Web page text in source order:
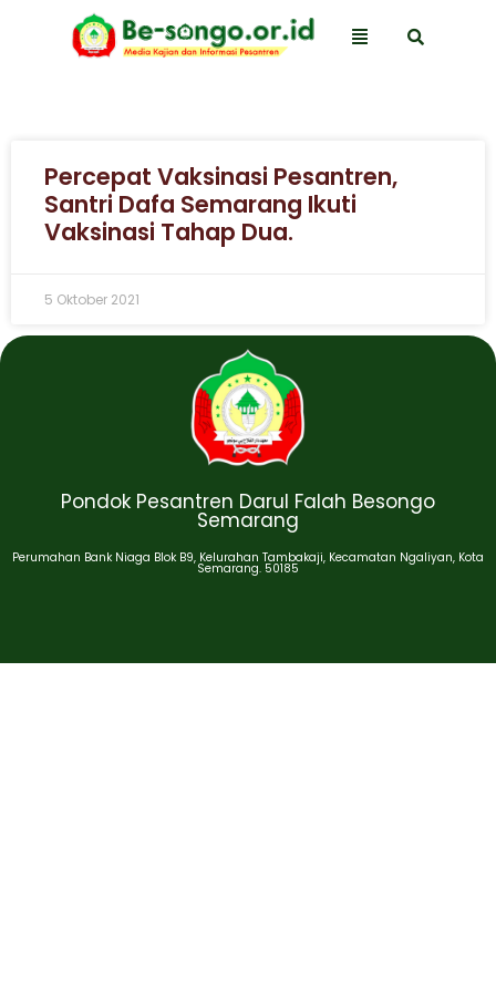
Percepat Vaksinasi Pesantren,
Santri Dafa Semarang Ikuti
Vaksinasi Tahap Dua.
5 Oktober 2021
Pondok Pesantren Darul Falah Besongo
Semarang
Perumahan Bank Niaga Blok B9, Kelurahan Tambakaji, Kecamatan Ngaliyan, Kota
Semarang. 50185